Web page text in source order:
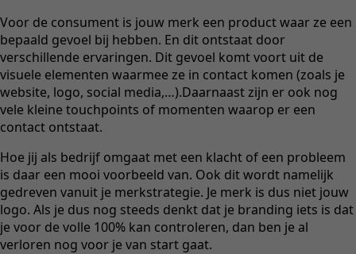
Voor de consument is jouw merk een product waar ze een
bepaald gevoel bij hebben. En dit ontstaat door
verschillende ervaringen. Dit gevoel komt voort uit de
visuele elementen waarmee ze in contact komen (zoals je
website, logo, social media,…).Daarnaast zijn er ook nog
vele kleine touchpoints of momenten waarop er een
contact ontstaat.
Hoe jij als bedrijf omgaat met een klacht of een probleem
is daar een mooi voorbeeld van. Ook dit wordt namelijk
gedreven vanuit je merkstrategie. Je merk is dus niet jouw
logo. Als je dus nog steeds denkt dat je branding iets is dat
je voor de volle 100% kan controleren, dan ben je al
verloren nog voor je van start gaat.